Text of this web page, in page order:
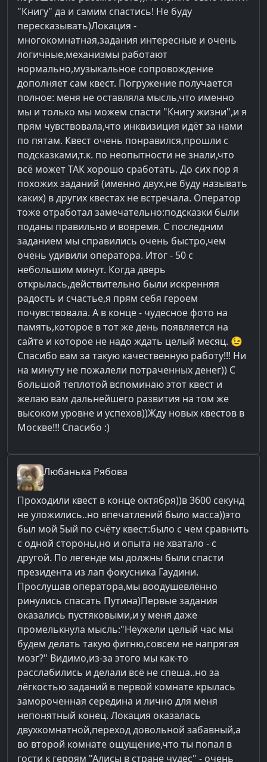
"Книгу" да и самим спастись! Не буду
пересказывать)Локация -
многокомнатная,задания интересные и очень
логичные,механизмы работают
нормально,музыкальное сопровождение
дополняет сам квест. Погружение получается
полное: меня не оставляла мысль,что именно
мы и только мы можем спасти "Книгу жизни",и я
прям чувствовала,что инквизиция идёт за нами
по пятам. Квест очень понравился,прошли с
подсказками,т.к. по неопытности не знали,что
всё может ТАК хорошо сработать. До сих пор я
похожих заданий (именно двух,не буду называть
каких) в других квестах не встречала. Оператор
тоже отработал замечательно:подсказки были
поданы правильно и вовремя. С последним
заданием мы справились очень быстро,чем
очень удивили оператора. Итог - 50 с
небольшим минут. Когда дверь
открылась,действительно были искренняя
радость и счастье,я прям себя героем
почувствовала. А в конце - чудесное фото на
память,которое в тот же день появляется на
сайте и которое не надо ждать целый месяц. 😉
Спасибо вам за такую качественную работу!!! Ни
на минуту не пожалели потраченных денег)) С
большой теплотой вспоминаю этот квест и
желаю вам дальнейшего развития на том же
высоком уровне и успехов))Жду новых квестов в
Москве!!! Спасибо :)
Любанька Рябова
Проходили квест в конце октября))в 3600 секунд
не уложились..но впечатлений было масса))это
был мой 5ый по счёту квест:было с чем сравнить
с одной стороны,но и опыта не хватало - с
другой. По легенде мы должны были спасти
президента из лап фокусника Гаудини.
Прослушав оператора,мы воодушевлённо
ринулись спасать Путина)Первые задания
оказались пустяковыми,и у меня даже
промелькнула мысль:"Неужели целый час мы
будем делать такую фигню,совсем не напрягая
мозг?" Видимо,из-за этого мы как-то
расслабились и делали всё не спеша..но за
лёгкостью заданий в первой комнате крылась
замороченная середина и лично для меня
непонятный конец. Локация оказалась
двухкомнатной,переход довольной забавный,а
во второй комнате ощущение,что ты попал в
гости к героям "Алисы в стране чудес" - очень